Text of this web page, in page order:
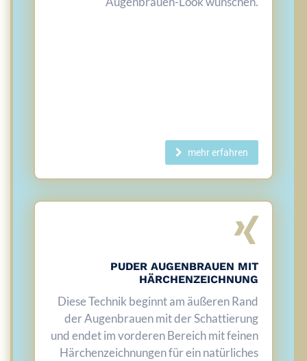
mehr erfahren
PUDER AUGENBRAUEN MIT
HÄRCHENZEICHNUNG
Diese Technik beginnt am äußeren Rand
der Augenbrauen mit der Schattierung
und endet im vorderen Bereich mit feinen
Härchenzeichnungen für ein natürliches